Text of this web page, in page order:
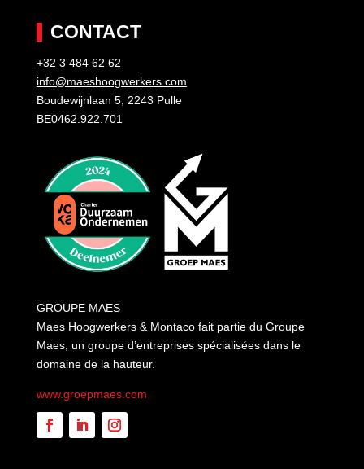
CONTACT
+32 3 484 62 62
info@maeshoogwerkers.com
Boudewijnlaan 5, 2243 Pulle
BE0462.922.701
GROUPE MAES
Maes Hoogwerkers & Montaco fait partie du Groupe
Maes, un groupe d’entreprises spécialisées dans le
domaine de la hauteur.
www.groepmaes.com